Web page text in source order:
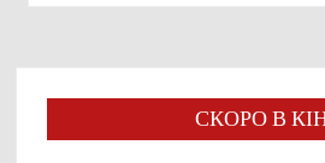
СКОРО В